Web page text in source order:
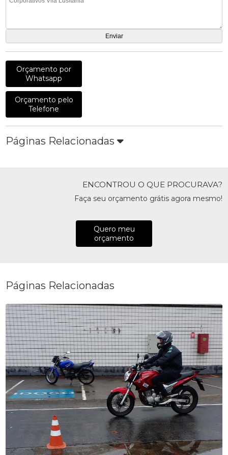
Orçamento por
Whatsapp
Orçamento pelo
Telefone
Páginas Relacionadas
ENCONTROU O QUE PROCURAVA?
Faça seu orçamento grátis agora mesmo!
Quero meu
orçamento
Páginas Relacionadas